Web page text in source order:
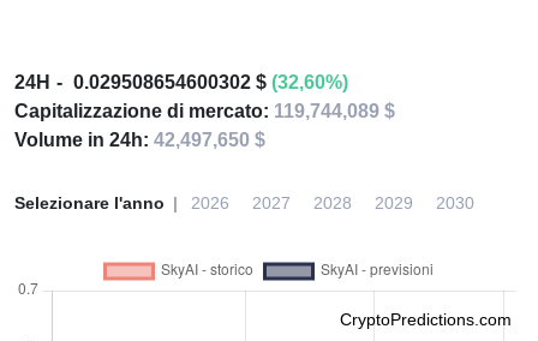
24H 0.029508654600302 $ (32,60%)
Capitalizzazione di mercato: 119,744,089 $
Volume in 24h: 42,497,650 $
Selezionare l'anno 2026 2027 2028 2029 2030
CryptoPredictions.com